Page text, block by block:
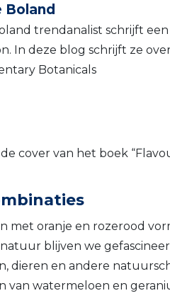
Boland
trendanalist schrijft
In deze blog schrijft ze
Botanicals
cover van het boek
met oranje en rozerood
blijven we
dieren en andere
van watermeloen en